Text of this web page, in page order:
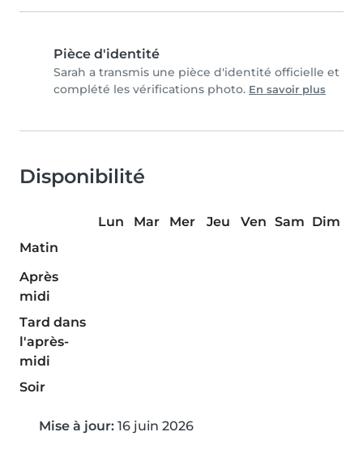
Pièce d'identité
Sarah a transmis une pièce d'identité officielle et
complété les vérifications photo. En savoir plus
Disponibilité
Lun Mar Mer Jeu Ven Sam Dim
Matin
Après
midi
Tard dans
l'après-
midi
Soir
Mise à jour: 16 juin 2026